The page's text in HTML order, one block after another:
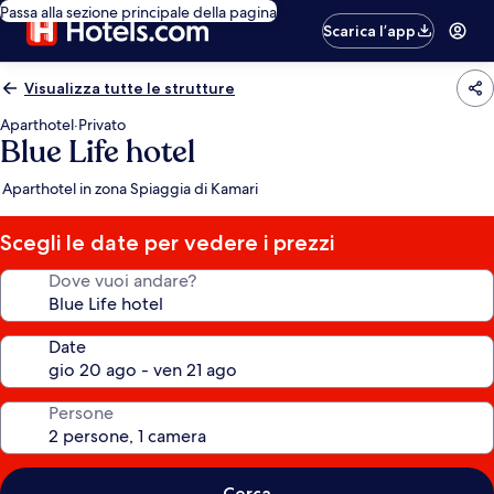
Passa alla sezione principale della pagina
Scarica l’app
Visualizza tutte le strutture
Aparthotel·Privato
Blue Life hotel
Aparthotel in zona Spiaggia di Kamari
Scegli le date per vedere i prezzi
Dove vuoi andare?
Date
Persone